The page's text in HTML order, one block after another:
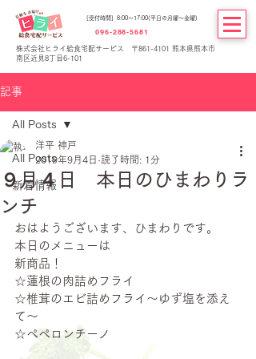
[受付時間] 8:00～17:00(平日の月曜～金曜)
096-288-5681
株式会社ヒライ給食宅配サービス 〒861-4101 熊本県熊本市
南区近見8丁目6-101
記事
All Posts
新着情報
All Posts
９月４日 本日のひまわりラ
ンチ
洋平 神戸
2019年9月4日 読了時間: 1分
おはようございます、ひまわりです。
本日のメニューは
新商品！
☆蓮根の肉詰めフライ
☆椎茸のエビ詰めフライ～ゆず塩を添え
て～
☆ペペロンチーノ